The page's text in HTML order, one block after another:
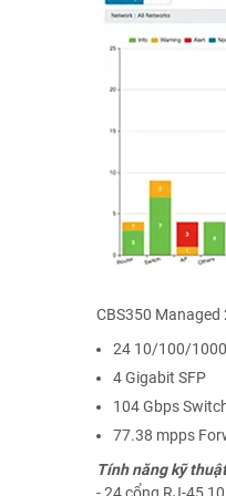
CBS350 Managed
24 10/100/
4 Gigabit SFP
104 Gbps
77.38 mpps
Tính năng kỹ